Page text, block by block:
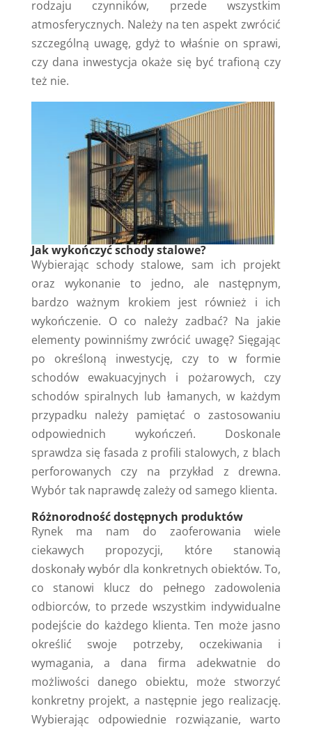
rodzaju czynników, przede wszystkim
atmosferycznych. Należy na ten aspekt zwrócić
szczególną uwagę, gdyż to właśnie on sprawi,
czy dana inwestycja okaże się być trafioną czy
też nie.
Jak wykończyć schody stalowe?
Wybierając schody stalowe, sam ich projekt
oraz wykonanie to jedno, ale następnym,
bardzo ważnym krokiem jest również i ich
wykończenie. O co należy zadbać? Na jakie
elementy powinniśmy zwrócić uwagę? Sięgając
po określoną inwestycję, czy to w formie
schodów ewakuacyjnych i pożarowych, czy
schodów spiralnych lub łamanych, w każdym
przypadku należy pamiętać o zastosowaniu
odpowiednich wykończeń. Doskonale
sprawdza się fasada z profili stalowych, z blach
perforowanych czy na przykład z drewna.
Wybór tak naprawdę zależy od samego klienta.
Różnorodność dostępnych produktów
Rynek ma nam do zaoferowania wiele
ciekawych propozycji, które stanowią
doskonały wybór dla konkretnych obiektów. To,
co stanowi klucz do pełnego zadowolenia
odbiorców, to przede wszystkim indywidualne
podejście do każdego klienta. Ten może jasno
określić swoje potrzeby, oczekiwania i
wymagania, a dana firma adekwatnie do
możliwości danego obiektu, może stworzyć
konkretny projekt, a następnie jego realizację.
Wybierając odpowiednie rozwiązanie, warto